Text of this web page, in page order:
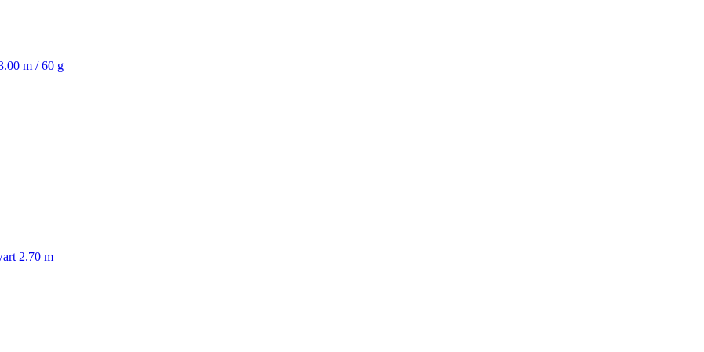
m / 60 g
2.70 m